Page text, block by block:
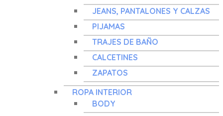
JEANS, PANTALONES Y CALZAS
PIJAMAS
TRAJES DE BAÑO
CALCETINES
ZAPATOS
ROPA INTERIOR
BODY